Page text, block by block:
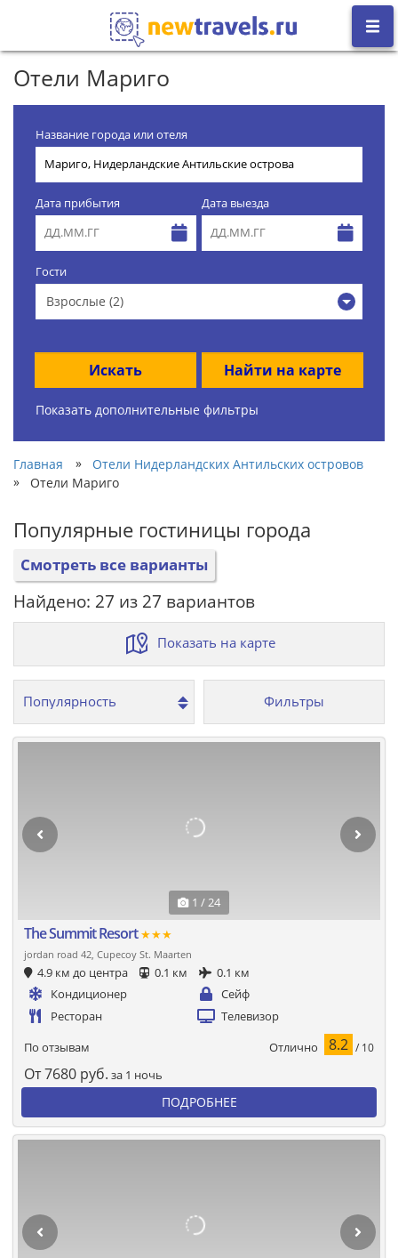
Отели Мариго
Название города или отеля
Дата прибытия Дата выезда
Гости
Взрослые (2)
Искать Найти на карте
Показать дополнительные фильтры
Главная »
Отели Нидерландских Антильских островов
»
Отели Мариго
Популярные гостиницы города
Смотреть все варианты
Найдено: 27 из 27 вариантов
Показать на карте
Фильтры
1 / 24
The Summit Resort★★★
jordan road 42, Cupecoy St. Maarten
4.9 км до центра 0.1 км
0.1 км
Кондиционер
Сейф
Ресторан
Телевизор
По отзывам Отлично 8.2 / 10
От7680 руб. за 1 ночь
ПОДРОБНЕЕ